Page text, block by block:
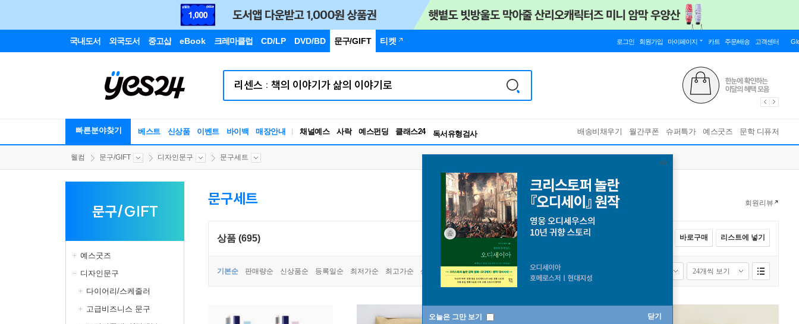
국내도서 외국도서 중고샵 eBook 크레마클럽 CD/LP DVD/BD 문구/GIFT 티켓 로그인 회원가입 마이페이지 카트 주문/배송 고객센터
빠른분야찾기 베스트 신상품 이벤트 바이백 매장안내 채널예스 사락 예스펀딩 클래스24
독서유형검사
RBTI Lab
독서유형검사
배송비채우기 월간쿠폰 슈퍼특가 예스굿즈 문학 디퓨저
오늘은 그만 보기 닫기
웰컴 문구/GIFT 디자인문구 문구세트
문구/GIFT
예스굿즈
디자인문구
다이어리/스케줄러
고급비즈니스 문구
문구세트 회원리뷰
상품 (695) 전체선택 바로구매 리스트에 넣기
기본순 판매량순 신상품순 등록일순 최저가순 최고가순 상품명순 쿠폰상품 보기